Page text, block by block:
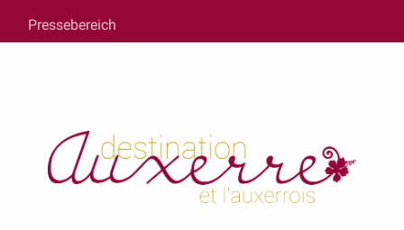
contenu
principal
Pressebereich